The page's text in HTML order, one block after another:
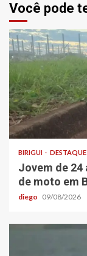
Você pode
BIRIGUI DESTAQUE
Jovem de 24
de moto em
diego 09/08/2026